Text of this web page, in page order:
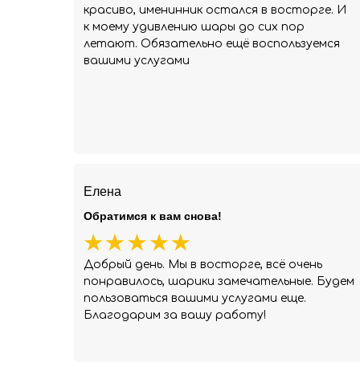
Елена
Добрый день. Мы в восторге, всё очень
понравилось, шарики замечательные. Будем
пользоваться вашими услугами еще.
Благодарим за вашу работу!
Обратимся к вам снова!
красиво, именинник остался в восторге. И
к моему удивлению шары до сих пор
летают. Обязательно ещё воспользуемся
вашими услугами